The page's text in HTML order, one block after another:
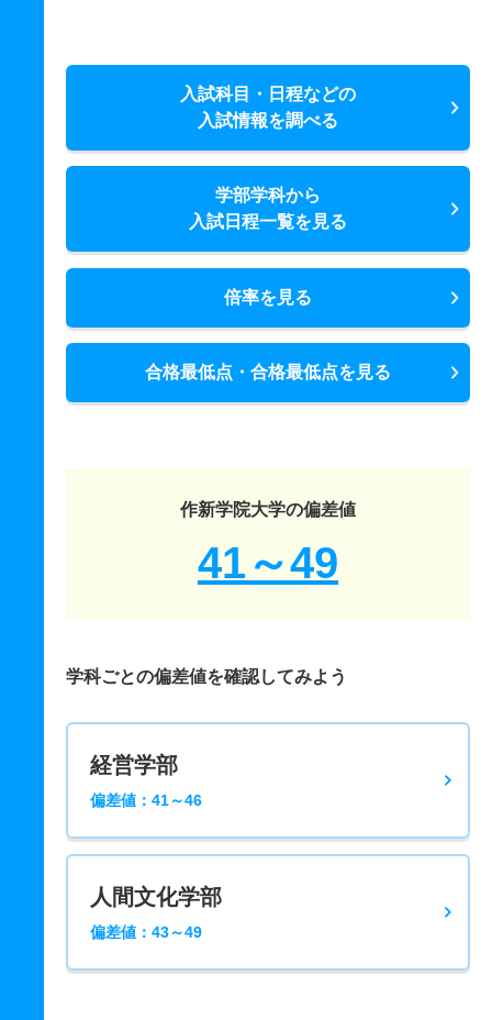
入試科目・日程などの
入試情報を調べる
学部学科から
入試日程一覧を見る
倍率を見る
合格最低点・合格最低点を見る
作新学院大学の偏差値
41～49
学科ごとの偏差値を確認してみよう
経営学部
偏差値：41～46
人間文化学部
偏差値：43～49